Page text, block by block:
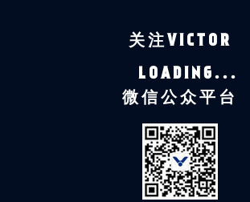
关注VICTOR
LOADING...
微信公众平台